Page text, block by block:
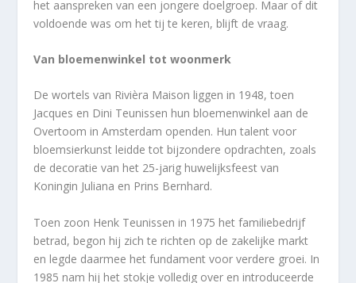
het aanspreken van een jongere doelgroep. Maar of dit
voldoende was om het tij te keren, blijft de vraag.
Van bloemenwinkel tot woonmerk
De wortels van Rivièra Maison liggen in 1948, toen
Jacques en Dini Teunissen hun bloemenwinkel aan de
Overtoom in Amsterdam openden. Hun talent voor
bloemsierkunst leidde tot bijzondere opdrachten, zoals
de decoratie van het 25-jarig huwelijksfeest van
Koningin Juliana en Prins Bernhard.
Toen zoon Henk Teunissen in 1975 het familiebedrijf
betrad, begon hij zich te richten op de zakelijke markt
en legde daarmee het fundament voor verdere groei. In
1985 nam hij het stokje volledig over en introduceerde